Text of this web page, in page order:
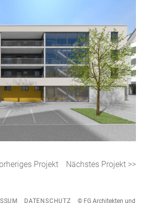
Nächstes Projekt >>
Projekt
DATENSCHUTZ © FG Architekten und